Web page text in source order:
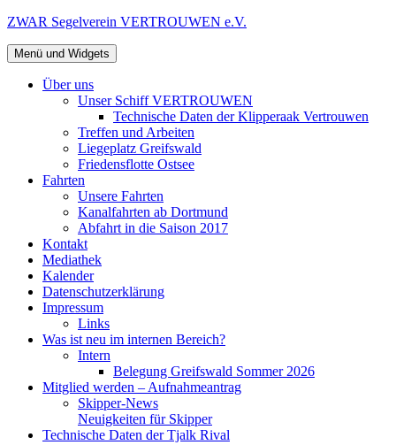
Zum
springen
ZWAR Segelverein VERTROUWEN e.V.
Menü und Widgets
Über uns
Unser Schiff VERTROUWEN
Technische Daten der Klipperaak Vertrouwen
Treffen und Arbeiten
Liegeplatz Greifswald
Friedensflotte Ostsee
Fahrten
Unsere Fahrten
Kanalfahrten ab Dortmund
Abfahrt in die Saison 2017
Kontakt
Mediathek
Kalender
Datenschutzerklärung
Impressum
Links
Was ist neu im internen Bereich?
Intern
Belegung Greifswald Sommer 2026
Mitglied werden – Aufnahmeantrag
Skipper-News
Neuigkeiten für Skipper
Technische Daten der Tjalk Rival